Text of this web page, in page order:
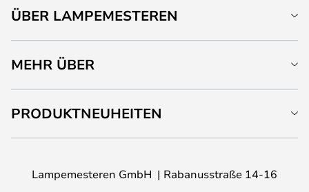
ÜBER LAMPEMESTEREN
MEHR ÜBER
PRODUKTNEUHEITEN
Lampemesteren GmbH
Rabanusstraße 14-16